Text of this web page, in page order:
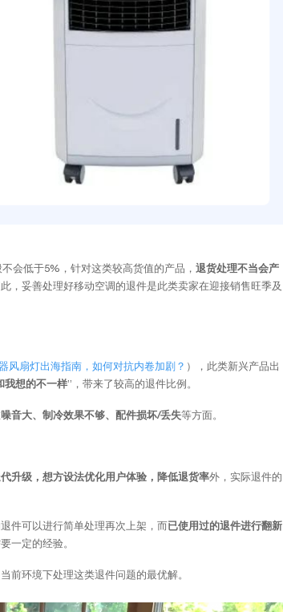
会低于5%，针对这类较高货值的产品， 退货处理不当会产
此，妥善处理好移动空调的退件是此类卖家在迎接销售旺季及
风扇灯出海指南，如何对抗内卷加剧？ ），此类新兴产品出
我想的不一样”，带来了较高的退件比例。
噪音大、制冷效果不够、配件损坏/丢失等方面。
升级，想方设法优化用户体验，降低退货率外，实际退件的
件可以进行简单处理再次上架，而已使用过的退件进行翻新
一定的经验。
当前环境下处理这类退件问题的最优解。